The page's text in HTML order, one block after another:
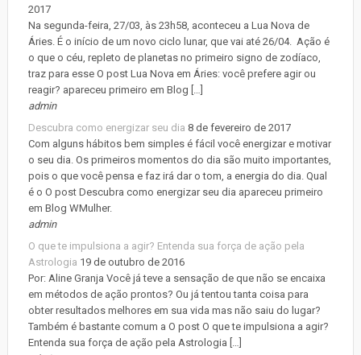
2017
Na segunda-feira, 27/03, às 23h58, aconteceu a Lua Nova de
Áries. É o início de um novo ciclo lunar, que vai até 26/04. Ação é
o que o céu, repleto de planetas no primeiro signo de zodíaco,
traz para esse O post Lua Nova em Áries: você prefere agir ou
reagir? apareceu primeiro em Blog […]
admin
Descubra como energizar seu dia 8 de fevereiro de 2017
Com alguns hábitos bem simples é fácil você energizar e motivar
o seu dia. Os primeiros momentos do dia são muito importantes,
pois o que você pensa e faz irá dar o tom, a energia do dia. Qual
é o O post Descubra como energizar seu dia apareceu primeiro
em Blog WMulher.
admin
O que te impulsiona a agir? Entenda sua força de ação pela
Astrologia 19 de outubro de 2016
Por: Aline Granja Você já teve a sensação de que não se encaixa
em métodos de ação prontos? Ou já tentou tanta coisa para
obter resultados melhores em sua vida mas não saiu do lugar?
Também é bastante comum a O post O que te impulsiona a agir?
Entenda sua força de ação pela Astrologia […]